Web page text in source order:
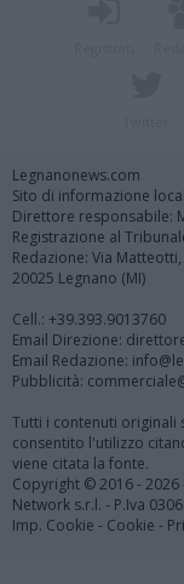
Legnanonews.com
Sito di informazione
Direttore responsabile:
Registrazione al
Redazione: Via
20025 Legnano (MI)
Cell.: +39.393.9013760
Email Direzione:
Email Redazione:
Pubblicità:
Tutti i contenuti originali
consentito l'utilizzo
viene citata la fonte.
Copyright © 2016 -
Network s.r.l. - P.Iva
Imp. Cookie - Cookie -